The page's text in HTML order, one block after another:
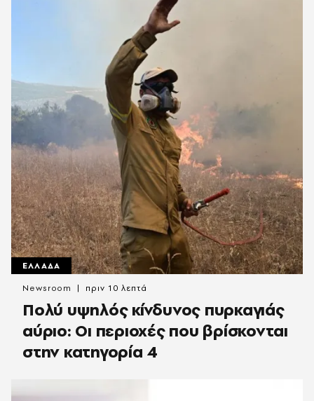
ΕΛΛΑΔΑ
Πολύ υψηλός κίνδυνος πυρκαγιάς
αύριο: Οι περιοχές που βρίσκονται
στην κατηγορία 4
Newsroom πριν 10 λεπτά